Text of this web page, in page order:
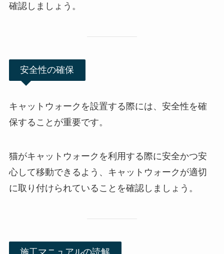
確認しましょう。
安全性の確保
キャットウォークを設置する際には、安全性を確
保することが重要です。
猫がキャットウォークを利用する際に安全かつ安
心して移動できるよう、キャットウォークが適切
に取り付けられていることを確認しましょう。
施工マニュアルの読解